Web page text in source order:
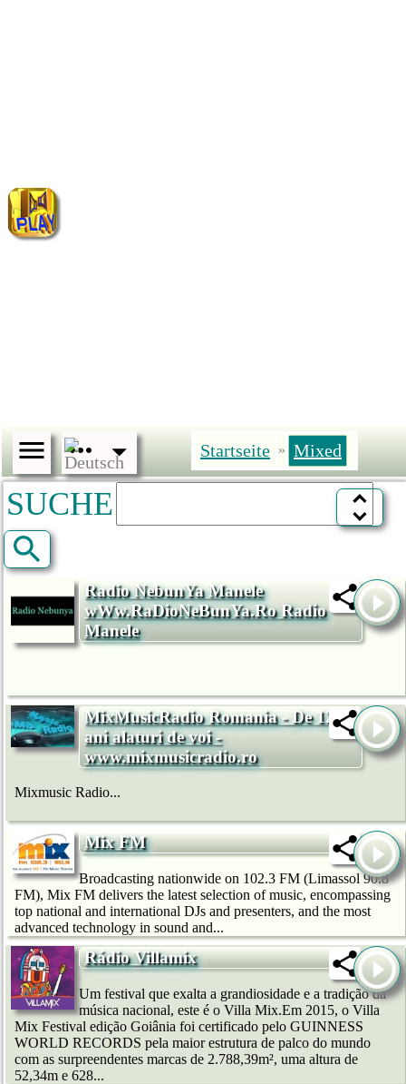
Startseite » Mixed
SUCHE
Radio NebunYa Manele
wWw.RaDioNeBunYa.Ro Radio
Manele
MixMusicRadio Romania - De 12
ani alaturi de voi -
www.mixmusicradio.ro
Mixmusic Radio...
Mix FM
Broadcasting nationwide on 102.3 FM (Limassol 90.8
FM), Mix FM delivers the latest selection of music, encompassing
top national and international DJs and presenters, and the most
advanced technology in sound and...
Rádio Villamix
Um festival que exalta a grandiosidade e a tradição da
música nacional, este é o Villa Mix.Em 2015, o Villa
Mix Festival edição Goiânia foi certificado pelo GUINNESS
WORLD RECORDS pela maior estrutura de palco do mundo
com as surpreendentes marcas de 2.788,39m², uma altura de
52,34m e 628...